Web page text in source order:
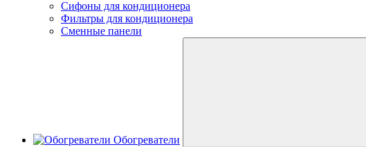
Сифоны для кондиционера
Фильтры для кондиционера
Сменные панели
Обогреватели